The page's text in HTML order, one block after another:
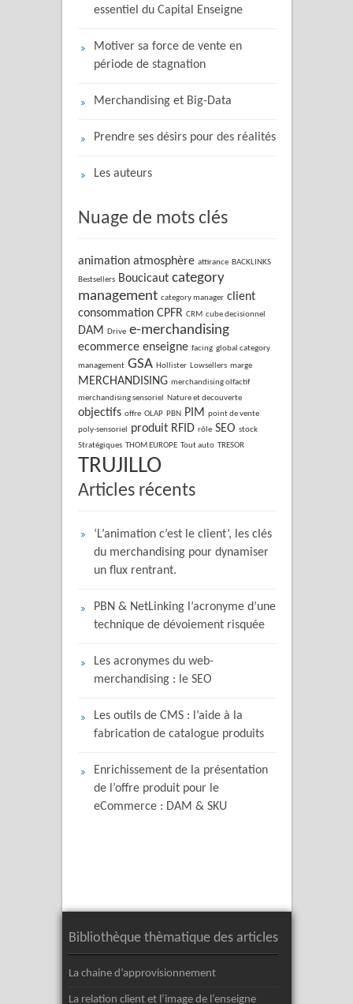
essentiel du Capital Enseigne
Motiver sa force de vente en
période de stagnation
Merchandising et Big-Data
Prendre ses désirs pour des réalités
Les auteurs
Nuage de mots clés
animation atmosphère attirance BACKLINKS
Bestsellers Boucicaut category
management category manager client
consommation CPFR CRM cube decisionnel
DAM Drive e-merchandising
ecommerce enseigne facing global category
management GSA Hollister Lowsellers marge
MERCHANDISING merchandising olfactif
merchandising sensoriel Nature et decouverte
objectifs offre OLAP PBN PIM point de vente
poly-sensoriel produit RFID rôle SEO stock
Stratégiques THOM EUROPE Tout auto TRESOR
TRUJILLO
Articles récents
‘L’animation c’est le client’, les clés
du merchandising pour dynamiser
un flux rentrant.
PBN & NetLinking l’acronyme d’une
technique de dévoiement risquée
Les acronymes du web-
merchandising : le SEO
Les outils de CMS : l’aide à la
fabrication de catalogue produits
Enrichissement de la présentation
de l’offre produit pour le
eCommerce : DAM & SKU
Bibliothèque thèmatique des articles
La chaine d’approvisionnement
La relation client et l’image de l’enseigne